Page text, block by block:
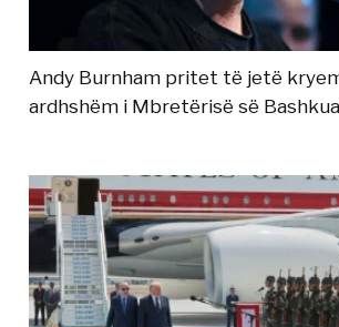
Andy Burnham pritet të jetë
ardhshëm i Mbretërisë së